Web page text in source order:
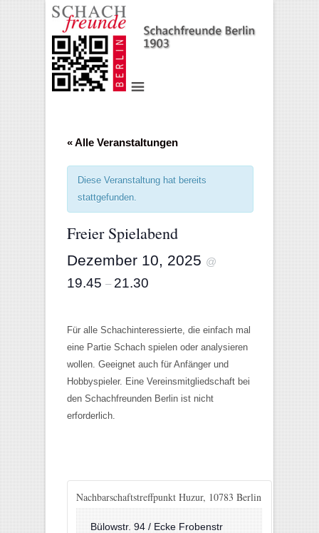
« Alle Veranstaltungen
Diese Veranstaltung hat bereits
stattgefunden.
Freier Spielabend
Dezember 10, 2025 @
19.45 – 21.30
Für alle Schachinteressierte, die einfach mal
eine Partie Schach spielen oder analysieren
wollen. Geeignet auch für Anfänger und
Hobbyspieler. Eine Vereinsmitgliedschaft bei
den Schachfreunden Berlin ist nicht
erforderlich.
Nachbarschaftstreffpunkt Huzur, 10783 Berlin
Bülowstr. 94 / Ecke Frobenstr